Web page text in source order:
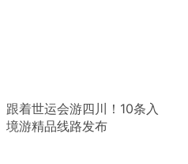
跟着世运会游四川！10条入
境游精品线路发布